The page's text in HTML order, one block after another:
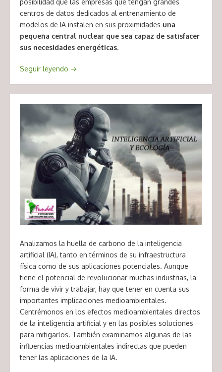
posibilidad que las empresas que tengan grandes
centros de datos dedicados al entrenamiento de
modelos de IA instalen en sus proximidades una
pequeña central nuclear que sea capaz de satisfacer
sus necesidades energéticas.
Seguir leyendo →
Analizamos la huella de carbono de la inteligencia
artificial (IA), tanto en términos de su infraestructura
física como de sus aplicaciones potenciales. Aunque
tiene el potencial de revolucionar muchas industrias, la
forma de vivir y trabajar, hay que tener en cuenta sus
importantes implicaciones medioambientales.
Centrémonos en los efectos medioambientales directos
de la inteligencia artificial y en las posibles soluciones
para mitigarlos. También examinamos algunas de las
influencias medioambientales indirectas que pueden
tener las aplicaciones de la IA.